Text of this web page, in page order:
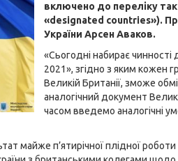
включено до переліку так
«designated countries»).
України Арсен Аваков.
«Сьогодні набирає
2021», згідно з яким кожен
Великій Британії, зможе
аналогічний документ
часом введемо аналогічні
майже п’ятирічної плідної роботи